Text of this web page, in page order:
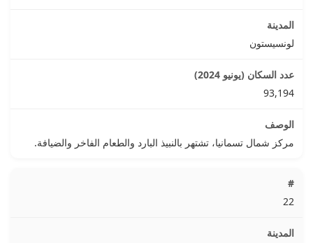
لونسيستون
93,194
مركز شمال تسمانيا، تشتهر بالنبيذ البارد والطعام الفاخر والضيافة.
22